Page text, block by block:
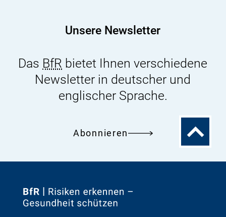
Unsere Newsletter
Das BfR bietet Ihnen verschiedene
Newsletter in deutscher und
englischer Sprache.
Abonnieren
Zum
Zur